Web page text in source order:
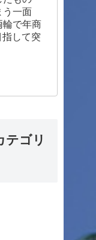
う一面
輪で年商
して突
テゴリ